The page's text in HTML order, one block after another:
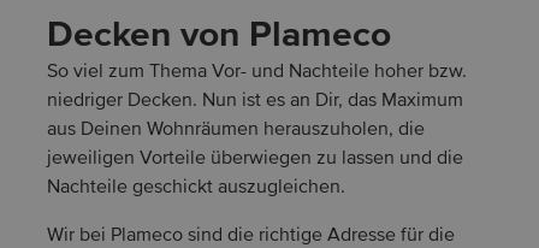
Decken von Plameco
So viel zum Thema Vor- und Nachteile hoher bzw.
niedriger Decken. Nun ist es an Dir, das Maximum
aus Deinen Wohnräumen herauszuholen, die
jeweiligen Vorteile überwiegen zu lassen und die
Nachteile geschickt auszugleichen.
Wir bei Plameco sind die richtige Adresse für die